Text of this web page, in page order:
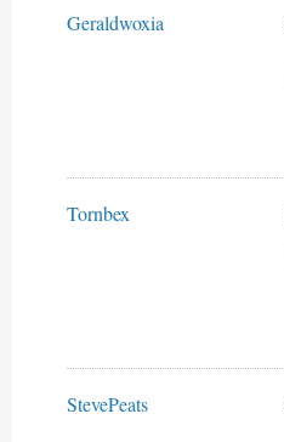
Geraldwoxia
Tornbex
StevePeats